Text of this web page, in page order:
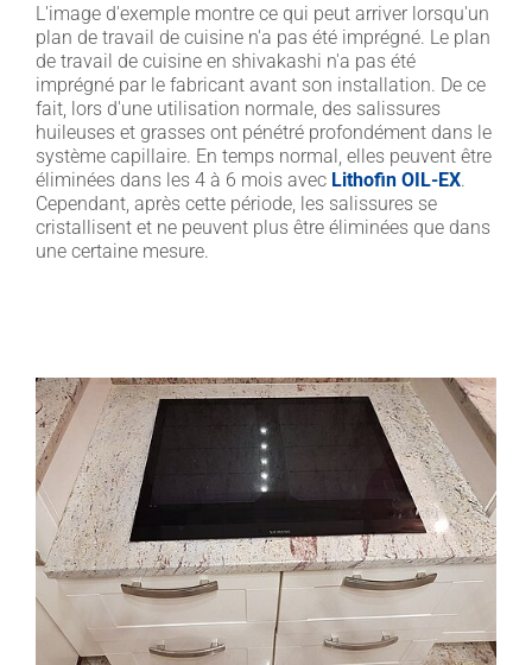
L'image d'exemple montre ce qui peut arriver lorsqu'un
plan de travail de cuisine n'a pas été imprégné. Le plan
de travail de cuisine en shivakashi n'a pas été
imprégné par le fabricant avant son installation. De ce
fait, lors d'une utilisation normale, des salissures
huileuses et grasses ont pénétré profondément dans le
système capillaire. En temps normal, elles peuvent être
éliminées dans les 4 à 6 mois avec Lithofin OIL-EX.
Cependant, après cette période, les salissures se
cristallisent et ne peuvent plus être éliminées que dans
une certaine mesure.